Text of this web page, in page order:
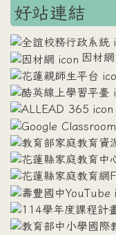
好站連結
因材網